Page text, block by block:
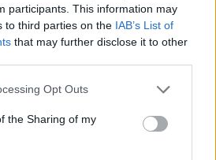
participants. This information may
to third parties on the IAB’s List of
that may further disclose it to other
Opt Outs
the Sharing of my
gondolni, a forint
mellett is
a hazai üzemanyagárak.
nagy valószínűséggel a
jelentené, hogy vége a 400
időszakának.